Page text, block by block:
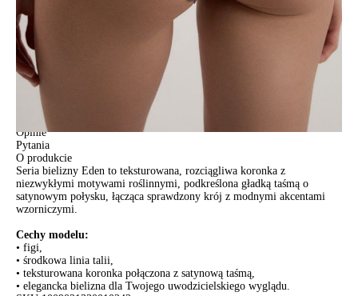
Dostawa
Kurier,
czas dostawy: 1-2 dni robocze
Paczkomaty InPost 24/7,
darmowa od 50 zł
czas dostawy: 1-2 dni robocze
Odbiór osobisty
w sklepie Conte (Łodz)
pn.- czw. 8:00 - 16:00, pt. 8:00 - 14:00
Opis produktu
Opinie
Pytania
O produkcie
Seria bielizny Eden to teksturowana, rozciągliwa koronka z
niezwykłymi motywami roślinnymi, podkreślona gładką taśmą o
satynowym połysku, łącząca sprawdzony krój z modnymi akcentami
wzorniczymi.
Cechy modelu:
• figi,
• środkowa linia talii,
• teksturowana koronka połączona z satynową taśmą,
• elegancka bielizna dla Twojego uwodzicielskiego wyglądu.